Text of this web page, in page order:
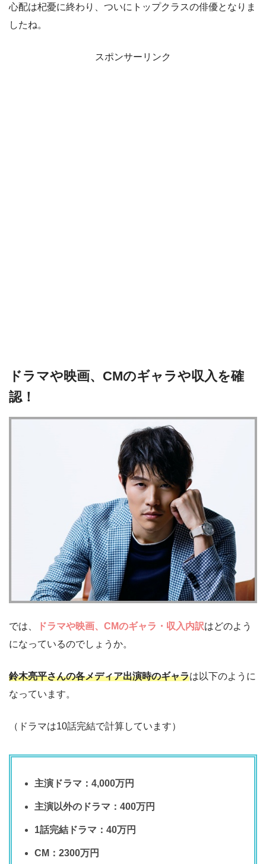
心配は杞憂に終わり、ついにトップクラスの俳優となりま
したね。
スポンサーリンク
ドラマや映画、CMのギャラや収入を確
認！
では、 ドラマや映画、CMのギャラ・収入内訳はどのよう
になっているのでしょうか。
鈴木亮平さんの各メディア出演時のギャラは以下のように
なっています。
（ドラマは10話完結で計算しています）
主演ドラマ：4,000万円
主演以外のドラマ：400万円
1話完結ドラマ：40万円
CM：2300万円